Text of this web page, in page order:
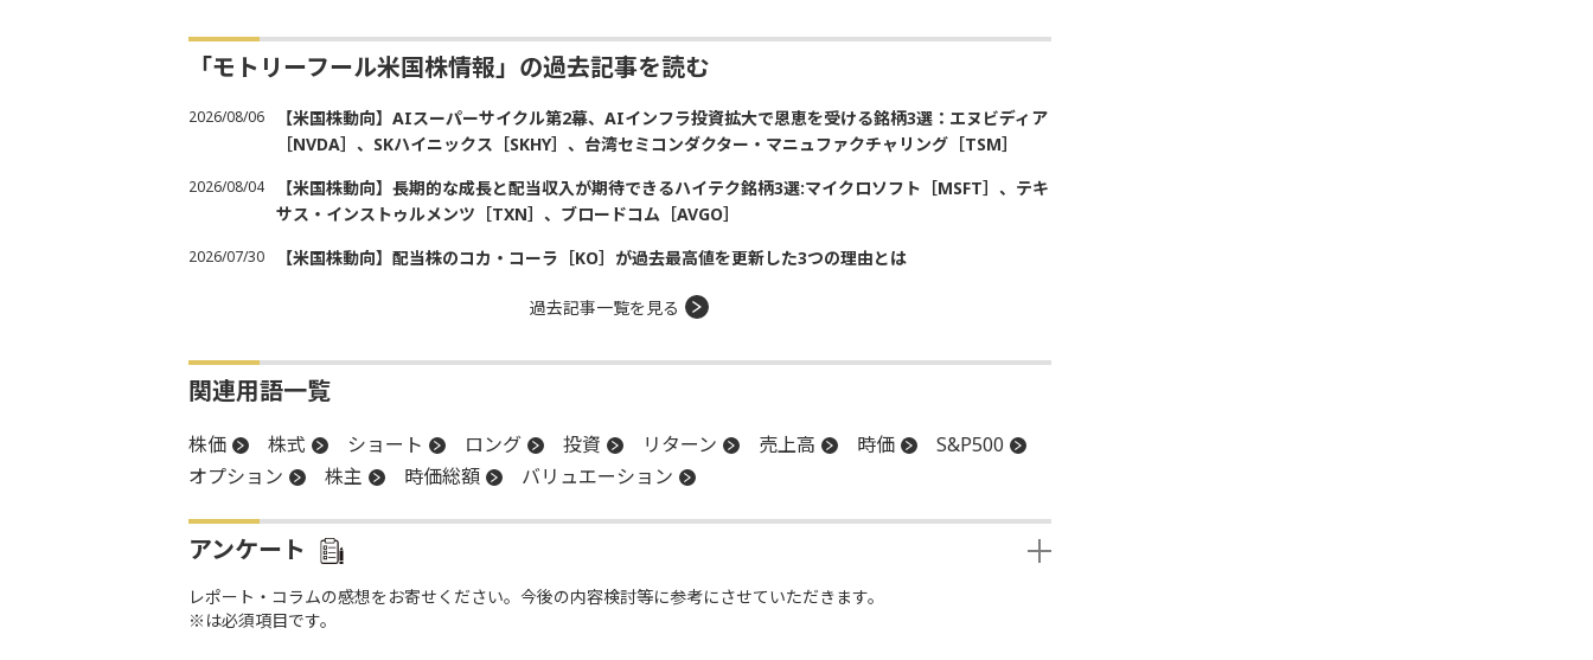
「モトリーフール米国株情報」の過去記事を読む
2026/08/06
【米国株動向】AIスーパーサイクル第2幕、AIインフラ投資拡大で恩恵を受ける銘柄3選：エヌビディア
［NVDA］、SKハイニックス［SKHY］、台湾セミコンダクター・マニュファクチャリング［TSM］
2026/08/04
【米国株動向】長期的な成長と配当収入が期待できるハイテク銘柄3選:マイクロソフト［MSFT］、テキ
サス・インストゥルメンツ［TXN］、ブロードコム［AVGO］
2026/07/30 【米国株動向】配当株のコカ・コーラ［KO］が過去最高値を更新した3つの理由とは
過去記事一覧を見る
関連用語一覧
株価 株式 ショート ロング 投資 リターン 売上高 時価
S&P500
オプション
株主 時価総額 バリュエーション
アンケート
レポート・コラムの感想をお寄せください。今後の内容検討等に参考にさせていただきます。
※は必須項目です。